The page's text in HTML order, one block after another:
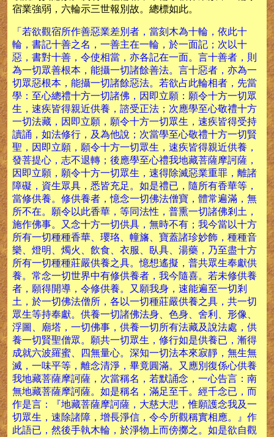
宿業強弱，六輪示三世報別故。總標如此。
「若欲觀宿所作善惡業差別者，當刻木為十輪，依此十
輪，書記十善之名，一善主在一輪，於一面記；次以十
惡，書對十善，令使相當，亦各記在一面。言十善者，則
為一切眾善根本，能攝一切諸餘善法。言十惡者，亦為一
切眾惡根本，能攝一切諸餘惡法。若欲占此輪相者，先當
學：至心總禮十方一切諸佛，因即立願：願令十方一切眾
生，速疾皆得親近供養，諮受正法；次應學至心敬禮十方
一切法藏，因即立願，願令十方一切眾生，速疾皆得受持
讀誦，如法修行，及為他說；次當學至心敬禮十方一切賢
聖，因即立願，願令十方一切眾生，速疾皆得親近供養，
發菩提心，志不退轉；後應學至心禮我地藏菩薩摩訶薩，
因即立願，願令十方一切眾生，速得除滅惡業重罪，離諸
障礙，資生眾具，悉皆充足。如是禮已，隨所有香華等，
當修供養。修供養者，憶念一切佛法僧寶，體常遍滿，無
所不在。願令以此香華，等同法性，普熏一切諸佛剎土，
施作佛事。又念十方一切供具，無時不有；我今當以十方
所有一切種種香華、瓔珞、幢旛、寶蓋諸珍妙飾，種種音
樂、燈明、燭火、飲食、衣服、臥具、湯藥，乃至盡十方
所有一切種種莊嚴供養之具。憶想遙擬，普共眾生奉獻供
養。常念一切世界中有修供養者，我今隨喜。若未修供養
者，願得開導，令修供養。又願我身，速能遍至一切剎
土，於一切佛法僧所，各以一切種莊嚴供養之具，共一切
眾生等持奉獻。供養一切諸佛法身、色身、舍利、形像、
浮圖、廟塔，一切佛事，供養一切所有法藏及說法處，供
養一切賢聖僧眾。願共一切眾生，修行如是供養已，漸得
成就六波羅蜜、四無量心。深知一切法本來寂靜，無生無
滅，一味平等，離念清淨，畢竟圓滿。又應別復係心供養
我地藏菩薩摩訶薩，次當稱名，若默誦念，一心告言：南
無地藏菩薩摩訶薩。如是稱名，滿足至千。經千念已，而
作是言：『地藏菩薩摩訶薩，大慈大悲，惟願護念我及一
切眾生，速除諸障，增長淨信，令今所觀稱實相應。』作
此語已，然後手執木輪，於淨物上而傍擲之。如是欲自觀